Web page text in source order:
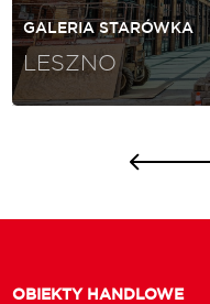
GALERIA STARÓWKA
LESZNO
OBIEKTY HANDLOWE